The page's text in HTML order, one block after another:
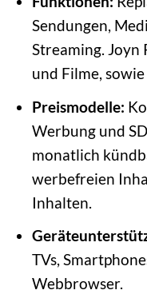
Sendungen,
Streaming. Joyn
und Filme,
Preismodelle:
Werbung und
monatlich
werbefreien
Inhalten.
TVs,
Webbrowser.